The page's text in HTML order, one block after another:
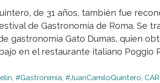
de 31 años, también fue
de Gastronomía de Roma. Se
gastronomía Gato Dumas, quien
en el restaurante italiano Poggio
,#Gastronimía,#JuanCamiloQuintero,